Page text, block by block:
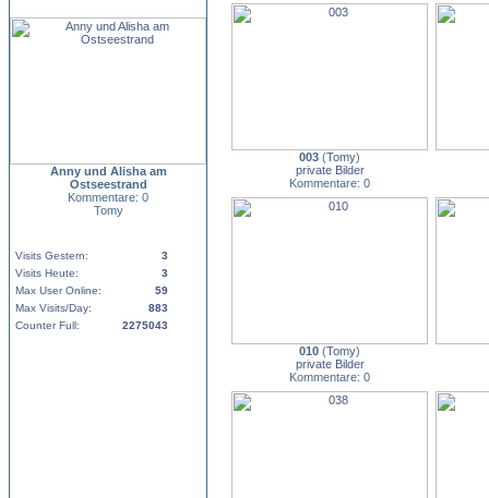
Anny und Alisha am
Ostseestrand
Kommentare: 0
Tomy
Visits Gestern:
3
Visits Heute:
3
Max User Online:
59
Max Visits/Day:
883
Counter Full:
2275043
003 (Tomy)
private Bilder
Kommentare: 0
010 (Tomy)
private Bilder
Kommentare: 0